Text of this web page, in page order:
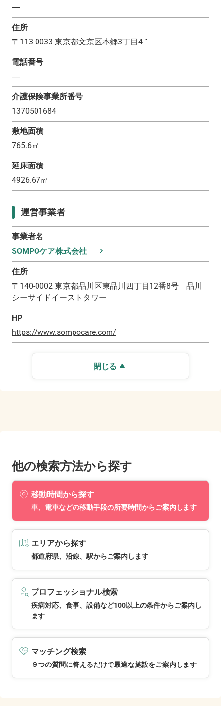
―
住所
〒 113-0033 東京都文京区本郷3丁目4-1
電話番号
―
介護保険事業所番号
1370501684
敷地面積
765.6㎡
延床面積
4926.67㎡
運営事業者
事業者名
SOMPOケア株式会社
住所
〒 140-0002 東京都品川区東品川四丁目12番8号 品川
シーサイドイーストタワー
HP
https://www.sompocare.com/
閉じる
他の検索方法から探す
移動時間から探す
車、電車などの移動手段の所要時間からご案内します
エリアから探す
都道府県、沿線、駅からご案内します
プロフェッショナル検索
疾病対応、食事、設備など100以上の条件からご案内し
ます
マッチング検索
９つの質問に答えるだけで最適な施設をご案内します